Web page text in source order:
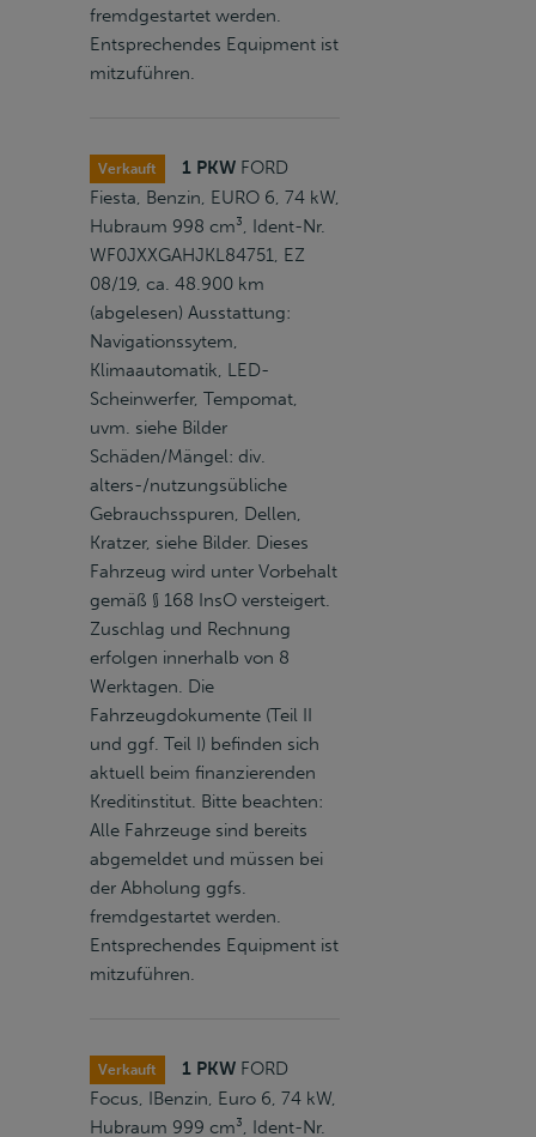
fremdgestartet werden.
Entsprechendes Equipment ist
mitzuführen.
Verkauft 1 PKW FORD
Fiesta, Benzin, EURO 6, 74 kW,
Hubraum 998 cm³, Ident-Nr.
WF0JXXGAHJKL84751, EZ
08/19, ca. 48.900 km
(abgelesen) Ausstattung:
Navigationssytem,
Klimaautomatik, LED-
Scheinwerfer, Tempomat,
uvm. siehe Bilder
Schäden/Mängel: div.
alters-/nutzungsübliche
Gebrauchsspuren, Dellen,
Kratzer, siehe Bilder. Dieses
Fahrzeug wird unter Vorbehalt
gemäß § 168 InsO versteigert.
Zuschlag und Rechnung
erfolgen innerhalb von 8
Werktagen. Die
Fahrzeugdokumente (Teil II
und ggf. Teil I) befinden sich
aktuell beim finanzierenden
Kreditinstitut. Bitte beachten:
Alle Fahrzeuge sind bereits
abgemeldet und müssen bei
der Abholung ggfs.
fremdgestartet werden.
Entsprechendes Equipment ist
mitzuführen.
Verkauft 1 PKW FORD
Focus, IBenzin, Euro 6, 74 kW,
Hubraum 999 cm³, Ident-Nr.